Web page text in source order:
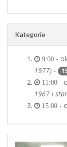
Kategorie
9:00 -
1977) -
11:00 -
1967 i
15:00 -